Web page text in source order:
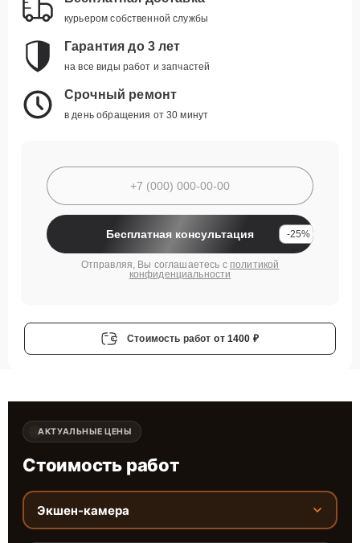
курьером собственной службы
Гарантия до 3 лет
на все виды работ и запчастей
Срочный ремонт
в день обращения от 30 минут
Бесплатная консультация -25%
Отправляя, Вы соглашаетесь с политикой
конфиденциальности
Стоимость работ от 1400 ₽
АКТУАЛЬНЫЕ ЦЕНЫ
Стоимость работ
Экшен-камера